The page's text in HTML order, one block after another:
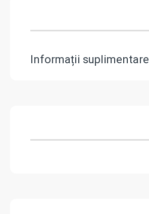
Informații suplimentare